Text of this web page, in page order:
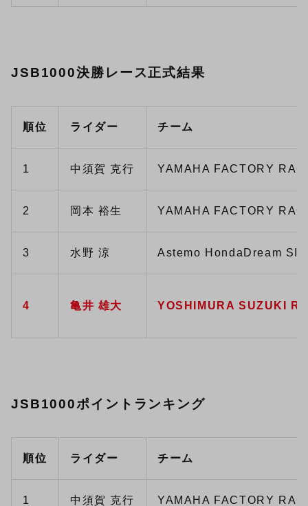
JSB1000決勝レース正式結果
順位 ライダー チーム
1 中須賀 克行 YAMAHA FACTORY
2 岡本 裕生 YAMAHA FACTORY
3 水野 涼 Astemo HondaDream SI
4 亀井 雄大 YOSHIMURA SUZUKI
JSB1000ポイントランキング
順位 ライダー チーム
1 中須賀 克行 YAMAHA FACTORY